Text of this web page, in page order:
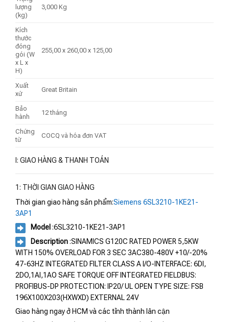
lượng
(kg)
3,000 Kg
Kích
thước
đóng
gói (W
x L x
H)
255,00 x 260,00 x 125,00
Xuất
xứ
Great Britain
Bảo
hành
12 tháng
Chứng
từ
COCQ và hóa đơn VAT
I: GIAO HÀNG & THANH TOÁN
1: THỜI GIAN GIAO HÀNG
Thời gian giao hàng sản phẩm:Siemens 6SL3210-1KE21-
3AP1
Model :6SL3210-1KE21-3AP1
Description:SINAMICS G120C RATED POWER 5,5KW
WITH 150% OVERLOAD FOR 3 SEC 3AC380-480V +10/-20%
47-63HZ INTEGRATED FILTER CLASS A I/O-INTERFACE: 6DI,
2DO,1AI,1AO SAFE TORQUE OFF INTEGRATED FIELDBUS:
PROFIBUS-DP PROTECTION: IP20/ UL OPEN TYPE SIZE: FSB
196X100X203(HXWXD) EXTERNAL 24V
Giao hàng ngay ở HCM và các tỉnh thành lân cận